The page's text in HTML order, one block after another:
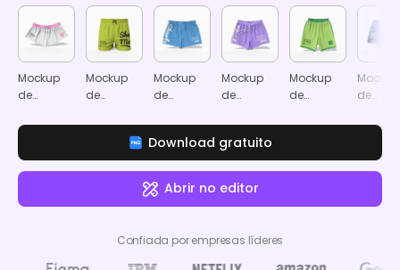
Mockup
de
de jersey
Mockup
de
de
basquetebol
Mockup
de
de jersey
Mockup
de
de rede
Mockup
de
desportivos
Mockup
de
de
Download gratuito
Abrir no editor
Confiada por empresas líderes